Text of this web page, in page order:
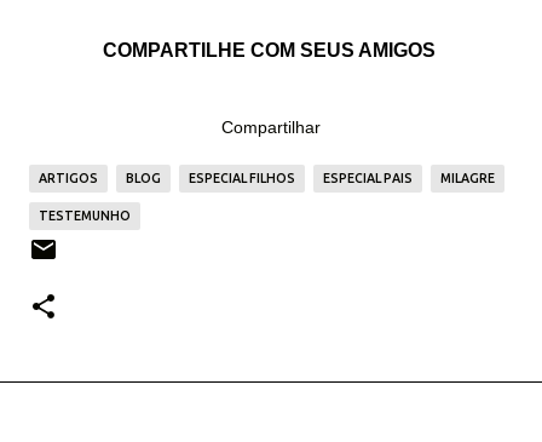
COMPARTILHE COM SEUS AMIGOS
Compartilhar
ARTIGOS BLOG ESPECIAL FILHOS ESPECIAL PAIS MILAGRE
TESTEMUNHO